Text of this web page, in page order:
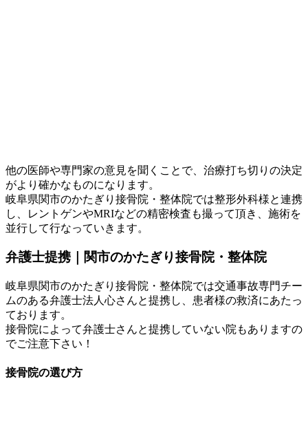
他の医師や専門家の意見を聞くことで、治療打ち切りの決定
がより確かなものになります。
岐阜県関市のかたぎり接骨院・整体院では整形外科様と連携
し、レントゲンやMRIなどの精密検査も撮って頂き、施術を
並行して行なっていきます。
弁護士提携｜関市のかたぎり接骨院・整体院
岐阜県関市のかたぎり接骨院・整体院では交通事故専門チー
ムのある弁護士法人心さんと提携し、患者様の救済にあたっ
ております。
接骨院によって弁護士さんと提携していない院もありますの
でご注意下さい！
接骨院の選び方